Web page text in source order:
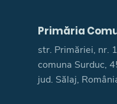
Primăria
str. Primăriei, nr.
comuna Surduc,
jud. Sălaj,